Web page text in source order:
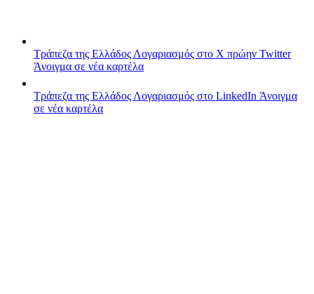
Τράπεζα της Ελλάδος Λογαριασμός στο X πρώην Twitter
Άνοιγμα σε νέα καρτέλα
Τράπεζα της Ελλάδος Λογαριασμός στο LinkedIn Άνοιγμα
σε νέα καρτέλα